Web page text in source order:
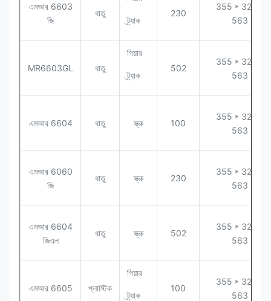
এমআর 6603
জি
ধাতু
ট্র্যাক
230
355 * 320 *
563
MR6603GL ধাতু
গিয়ার
ট্র্যাক
502
355 * 320 *
563
এমআর 6604 ধাতু স্ক্রু 100
355 * 320 *
563
এমআর 6060
জি
ধাতু স্ক্রু 230
355 * 320 *
563
এমআর 6604
জিএল
ধাতু স্ক্রু 502
355 * 320 *
563
এমআর 6605 প্লাস্টিক
গিয়ার
ট্র্যাক
100
355 * 320 *
563